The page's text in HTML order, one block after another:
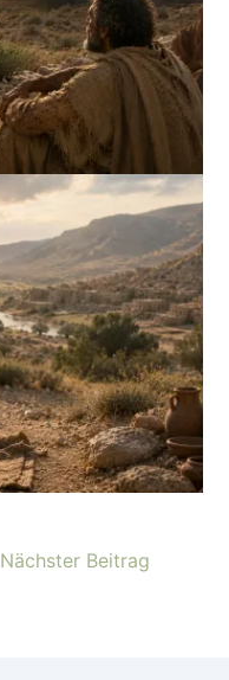
Nächster Beitrag